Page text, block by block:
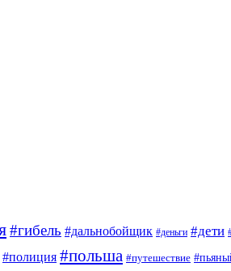
#гибель #дальнобойщик #деньги #дети
#полиция #польша #путешествие